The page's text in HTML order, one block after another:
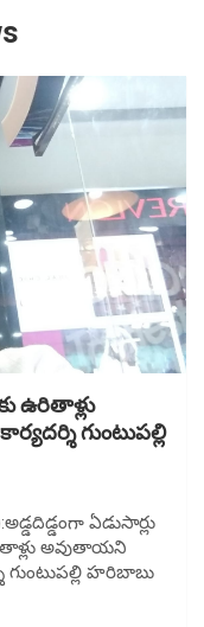
ఉరితాళ్లు
గుంటుపల్లి
ఏడుసార్లు
అవుతాయని
గుంటుపల్లి హరిబాబు